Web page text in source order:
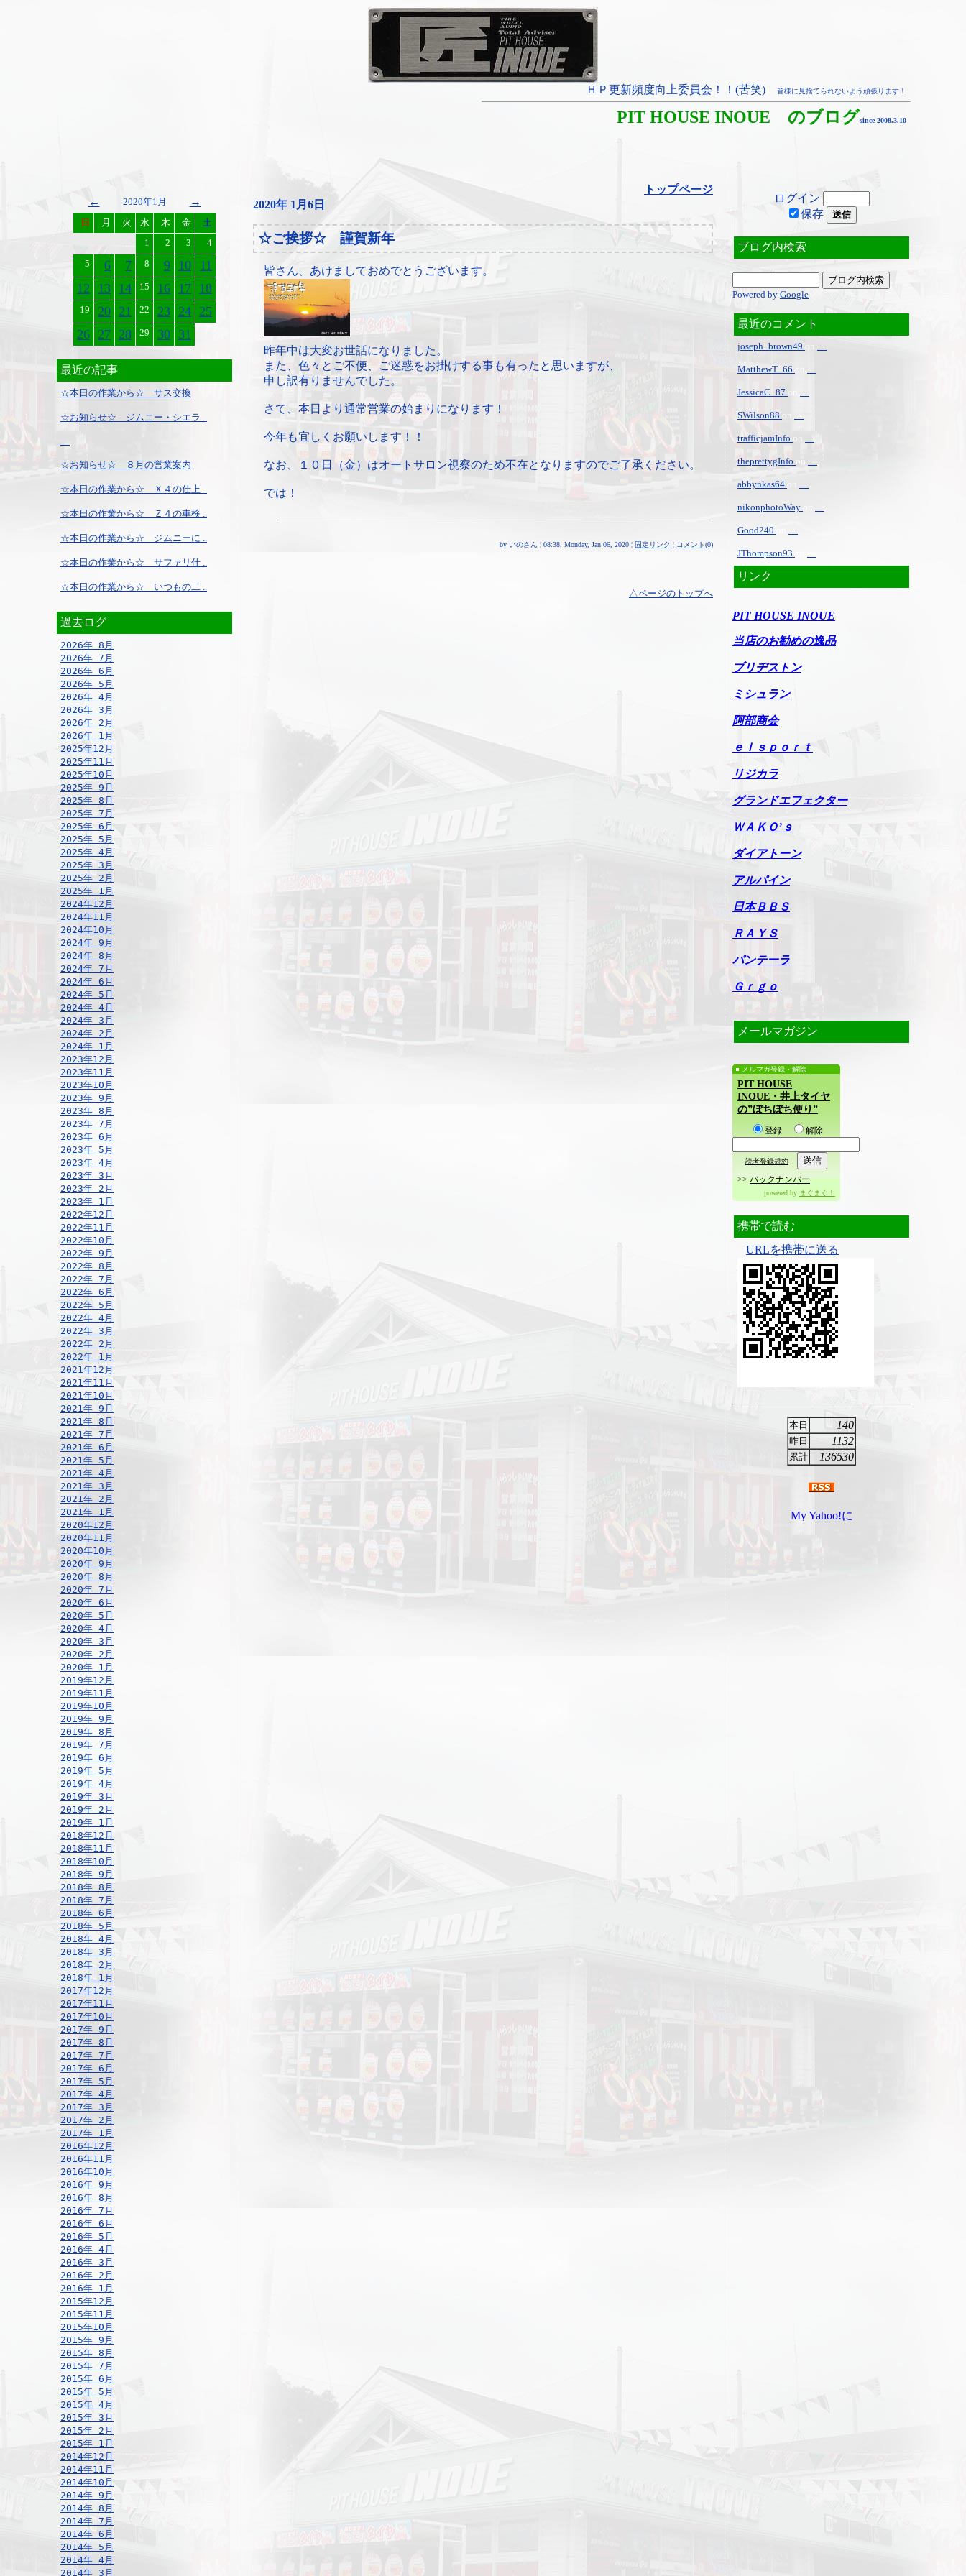
ＨＰ更新頻度向上委員会！！(苦笑) 皆様に見捨てられないよう頑張ります！
PIT HOUSE INOUE のブログsince 2008.3.10
← 2020年1月 →
日 月 火 水 木 金
土
1
2 3
4
5
6 7 8 9 10
11
12
13 14 15 16 17 18
19 20 21 22 23 24 25
26 27 28 29 30 31
最近の記事
☆本日の作業から☆ サス交換
☆お知らせ☆ ジムニー・シエラ ..
☆お知らせ☆ ８月の営業案内
☆本日の作業から☆ Ｘ４の仕上 ..
☆本日の作業から☆ Ｚ４の車検 ..
☆本日の作業から☆ ジムニーに ..
☆本日の作業から☆ サファリ仕 ..
☆本日の作業から☆ いつもの二 ..
過去ログ
2026年 8月
2026年 7月
2026年 6月
2026年 5月
2026年 4月
2026年 3月
2026年 2月
2026年 1月
2025年12月
2025年11月
2025年10月
2025年 9月
2025年 8月
2025年 7月
2025年 6月
2025年 5月
2025年 4月
2025年 3月
2025年 2月
2025年 1月
2024年12月
2024年11月
2024年10月
2024年 9月
2024年 8月
2024年 7月
2024年 6月
2024年 5月
2024年 4月
2024年 3月
2024年 2月
2024年 1月
2023年12月
2023年11月
2023年10月
2023年 9月
2023年 8月
2023年 7月
2023年 6月
2023年 5月
2023年 4月
2023年 3月
2023年 2月
2023年 1月
2022年12月
2022年11月
2022年10月
2022年 9月
2022年 8月
2022年 7月
2022年 6月
2022年 5月
2022年 4月
2022年 3月
2022年 2月
2022年 1月
2021年12月
2021年11月
2021年10月
2021年 9月
2021年 8月
2021年 7月
2021年 6月
2021年 5月
2021年 4月
2021年 3月
2021年 2月
2021年 1月
2020年12月
2020年11月
2020年10月
2020年 9月
2020年 8月
2020年 7月
2020年 6月
2020年 5月
2020年 4月
2020年 3月
2020年 2月
2020年 1月
2019年12月
2019年11月
2019年10月
2019年 9月
2019年 8月
2019年 7月
2019年 6月
2019年 5月
2019年 4月
2019年 3月
2019年 2月
2019年 1月
2018年12月
2018年11月
2018年10月
2018年 9月
2018年 8月
2018年 7月
2018年 6月
2018年 5月
2018年 4月
2018年 3月
2018年 2月
2018年 1月
2017年12月
2017年11月
2017年10月
2017年 9月
2017年 8月
2017年 7月
2017年 6月
2017年 5月
2017年 4月
2017年 3月
2017年 2月
2017年 1月
2016年12月
2016年11月
2016年10月
2016年 9月
2016年 8月
2016年 7月
2016年 6月
2016年 5月
2016年 4月
2016年 3月
2016年 2月
2016年 1月
2015年12月
2015年11月
2015年10月
2015年 9月
2015年 8月
2015年 7月
2015年 6月
2015年 5月
2015年 4月
2015年 3月
2015年 2月
2015年 1月
2014年12月
2014年11月
2014年10月
2014年 9月
2014年 8月
2014年 7月
2014年 6月
2014年 5月
2014年 4月
2014年 3月
トップページ
2020年 1月6日
☆ご挨拶☆ 謹賀新年
皆さん、あけましておめでとうございます。
昨年中は大変お世話になりました。
また、色々とご不便、ご迷惑をお掛けする事も有ったと思いますが、
申し訳有りませんでした。
さて、本日より通常営業の始まりになります！
今年も宜しくお願いします！！
なお、１０日（金）はオートサロン視察のため不在となりますのでご了承ください。
では！
by いのさん ¦ 08:38, Monday, Jan 06, 2020 ¦ 固定リンク ¦ コメント(0)
△ページのトップへ
ログイン
保存
ブログ内検索
Powered by Google
最近のコメント
joseph_brown49 on
MatthewT_66
JessicaC_87 on
SWilson88 on
trafficjamInfo on
theprettygInfo on
abbynkas64 on
nikonphotoWay
Good240
JThompson93
リンク
PIT HOUSE INOUE
当店のお勧めの逸品
ブリヂストン
ミシュラン
阿部商会
ｅｌｓｐｏｒｔ
リジカラ
グランドエフェクター
ＷＡＫＯ’ｓ
ダイアトーン
アルパイン
日本ＢＢＳ
ＲＡＹＳ
パンテーラ
Ｇｒｇｏ
メールマガジン
メルマガ登録・解除
PIT HOUSE
INOUE・井上タイヤ
の”ぼちぼち便り”
登録 解除
読者登録規約
>> バックナンバー
powered by まぐまぐ！
携帯で読む
URLを携帯に送る
本日 140
昨日 1132
累計 136530